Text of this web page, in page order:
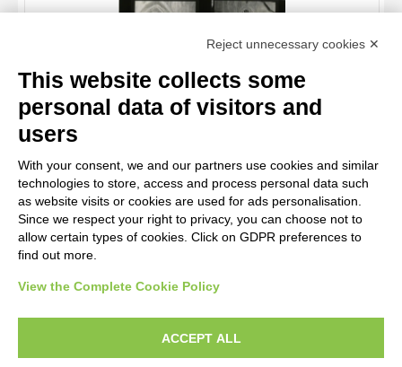
AUTHOR
OBJECT
LOCATION
diritto d’autore, legge 22 aprile 1941 n. 633. I diritti degli autori, degli artisti e
Reject unnecessary cookies ✕
This website collects some
personal data of visitors and
users
With your consent, we and our partners use cookies and similar
technologies to store, access and process personal data such
as website visits or cookies are used for ads personalisation.
Since we respect your right to privacy, you can choose not to
allow certain types of cookies. Click on GDPR preferences to
find out more.
View the Complete Cookie Policy
ACCEPT ALL